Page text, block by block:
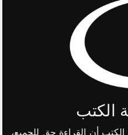
الكتب
أن القراءة حق للجميع،